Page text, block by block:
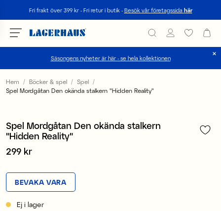
Fri frakt över 399 kr - Fri retur i butik - Besök vår företagssida här
Säsongens nyheter är här - se hela kollektionen
Välj språk / valuta
NO / NKR
Hem Böcker & spel
Spel
Spel Mordgåtan Den okända stalkern "Hidden Reality"
Spel Mordgåtan Den okända stalkern
"Hidden Reality"
Pris :299 kr
299 kr
BEVAKA VARA
Ej i lager